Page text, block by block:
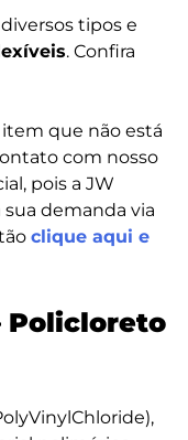
tipos e
. Confira
que não está
com nosso
pois a JW
demanda via
clique aqui e
Policloreto